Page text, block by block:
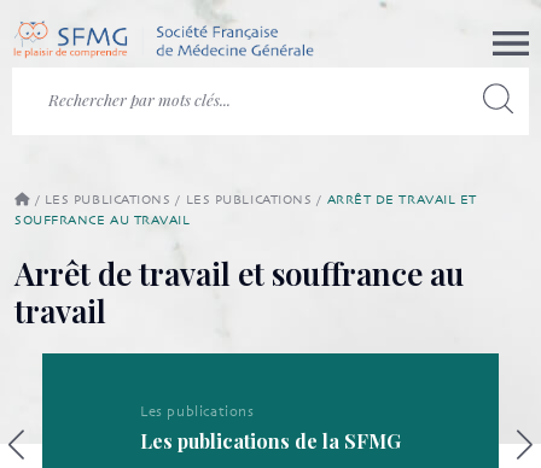
/ LES PUBLICATIONS / LES PUBLICATIONS / ARRÊT DE TRAVAIL ET
SOUFFRANCE AU TRAVAIL
Arrêt de travail et souffrance au
travail
Les publications
Les publications de la SFMG